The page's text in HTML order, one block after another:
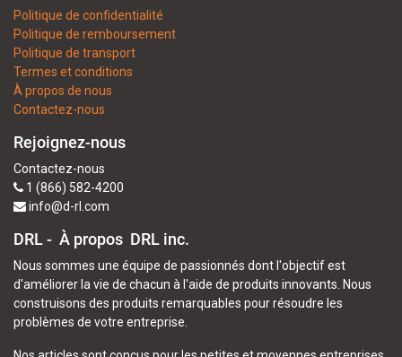
Politique de confidentialité
Politique de remboursement
Politique de transport
Termes et conditions
À propos de nous
Contactez-nous
Rejoignez-nous
Contactez-nous
1 (866) 582-4200
info@d-rl.com
DRL - À propos DRL inc.
Nous sommes une équipe de passionnés dont l'objectif est
d'améliorer la vie de chacun à l'aide de produits innovants. Nous
construisons des produits remarquables pour résoudre les
problèmes de votre entreprise.